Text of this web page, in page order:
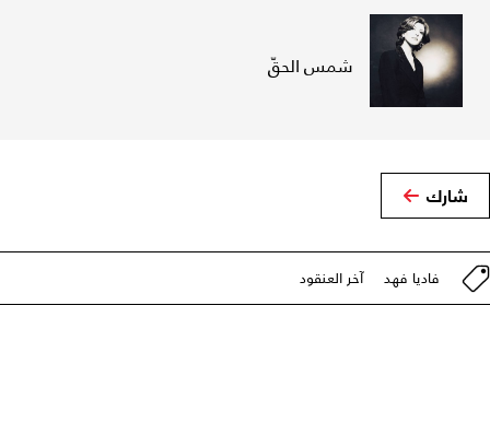
شمس الحقّ
شارك
فاديا فهد آخر العنقود